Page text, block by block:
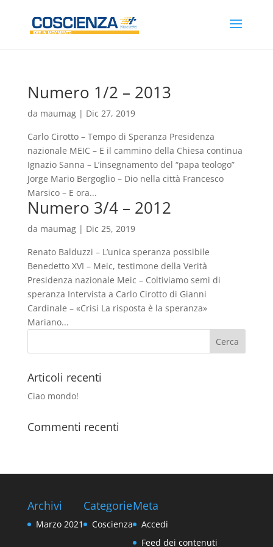
Numero 1/2 – 2013
da maumag| Dic 27, 2019
Carlo Cirotto – Tempo di Speranza Presidenza
nazionale MEIC – E il cammino della Chiesa continua
Ignazio Sanna – L’insegnamento del “papa teologo”
Jorge Mario Bergoglio – Dio nella città Francesco
Marsico – E ora...
Numero 3/4 – 2012
da maumag| Dic 25, 2019
Renato Balduzzi – L’unica speranza possibile
Benedetto XVI – Meic, testimone della Verità
Presidenza nazionale Meic – Coltiviamo semi di
speranza Intervista a Carlo Cirotto di Gianni
Cardinale – «Crisi La risposta è la speranza»
Mariano...
Articoli recenti
Ciao mondo!
Commenti recenti
Archivi
Marzo 2021
Categorie
Coscienza
Meta
Accedi
Feed dei contenuti